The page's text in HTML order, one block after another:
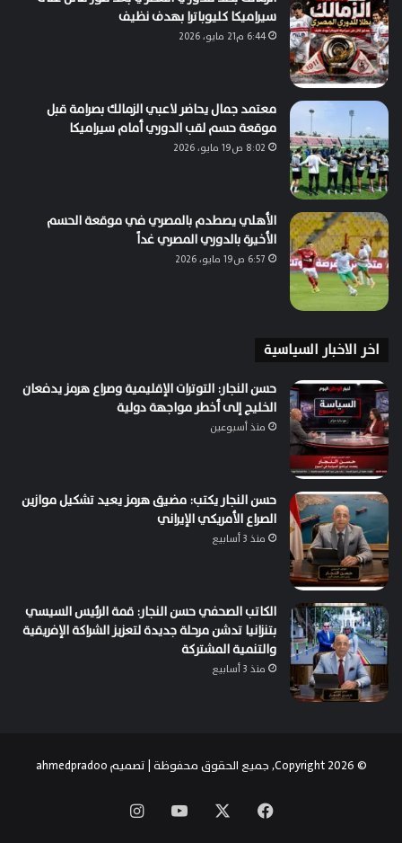
سيراميكا كليوباترا بهدف نظيف
6:44 م21 مايو، 2026
معتمد جمال يحاضر لاعبي الزمالك بصرامة قبل
موقعة حسم لقب الدوري أمام سيراميكا
8:02 ص19 مايو، 2026
الأهلي يصطدم بالمصري في موقعة الحسم
الأخيرة بالدوري المصري غداً
6:57 ص19 مايو، 2026
اخر الاخبار السياسية
حسن النجار: التوترات الإقليمية وصراع هرمز يدفعان
الخليج إلى أخطر مواجهة دولية
منذ أسبوعين
حسن النجار يكتب: مضيق هرمز يعيد تشكيل موازين
الصراع الأمريكي الإيراني
منذ 3 أسابيع
الكاتب الصحفي حسن النجار: قمة الرئيس السيسي
بتنزانيا تدشن مرحلة جديدة لتعزيز الشراكة الإفريقية
والتنمية المشتركة
منذ 3 أسابيع
© Copyright 2026, جميع الحقوق محفوظة | تصميم ahmedpradoo
فيسبوك ‫YouTube